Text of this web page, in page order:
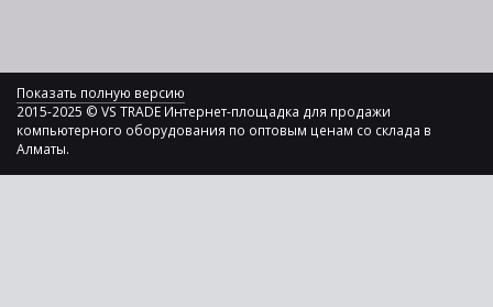
Показать полную версию
2015-2025 © VS TRADE Интернет-площадка для продажи
компьютерного оборудования по оптовым ценам со склада в
Алматы.